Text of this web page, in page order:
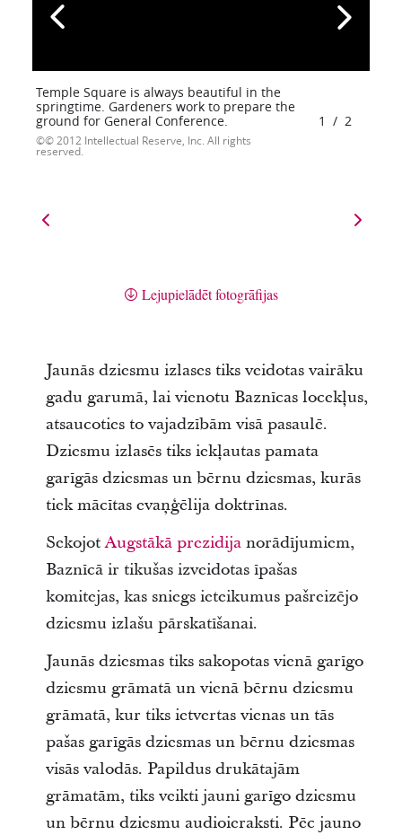
Temple Square is always beautiful in the
springtime. Gardeners work to prepare the
ground for General Conference.
© 2012 Intellectual Reserve, Inc. All rights
reserved.
1 / 2
Lejupielādēt fotogrāfijas
Jaunās dziesmu izlases tiks veidotas vairāku
gadu garumā, lai vienotu Baznīcas locekļus,
atsaucoties to vajadzībām visā pasaulē.
Dziesmu izlasēs tiks iekļautas pamata
garīgās dziesmas un bērnu dziesmas, kurās
tiek mācītas evaņģēlija doktrīnas.
SekojotAugstākā prezidijanorādījumiem,
Baznīcā ir tikušas izveidotas īpašas
komitejas, kas sniegs ieteikumus pašreizējo
dziesmu izlašu pārskatīšanai.
Jaunās dziesmas tiks sakopotas vienā garīgo
dziesmu grāmatā un vienā bērnu dziesmu
grāmatā, kur tiks ietvertas vienas un tās
pašas garīgās dziesmas un bērnu dziesmas
visās valodās. Papildus drukātajām
grāmatām, tiks veikti jauni garīgo dziesmu
un bērnu dziesmu audioieraksti. Pēc jauno